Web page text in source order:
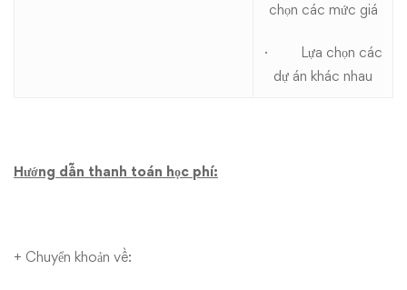
chọn các mức giá
· Lựa chọn các
dự án khác nhau
Hướng dẫn thanh toán học phí:
+ Chuyển khoản về: